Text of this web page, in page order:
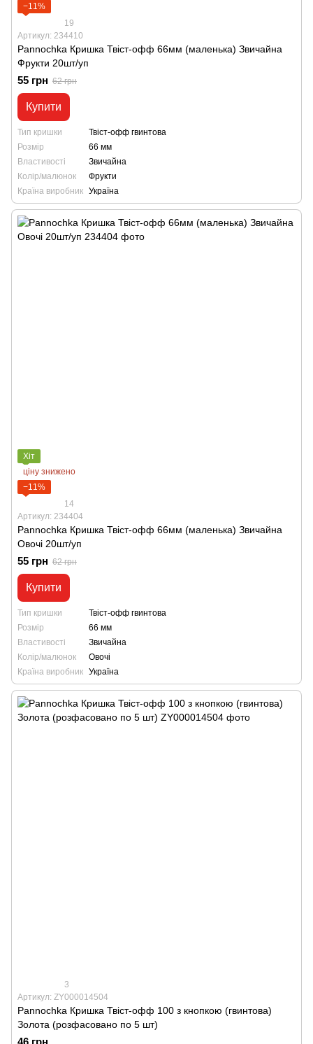
−11%
19
Артикул: 234410
Pannochka Кришка Твіст-офф 66мм (маленька) Звичайна
Фрукти 20шт/уп
55 грн 62 грн
Купити
Тип кришки
Твіст-офф гвинтова
Розмір
66 мм
Властивості
Звичайна
Колір/малюнок
Фрукти
Країна виробник Україна
Хіт
ціну знижено
−11%
14
Артикул: 234404
Pannochka Кришка Твіст-офф 66мм (маленька) Звичайна
Овочі 20шт/уп
55 грн 62 грн
Купити
Тип кришки
Твіст-офф гвинтова
Розмір
66 мм
Властивості
Звичайна
Колір/малюнок
Овочі
Країна виробник Україна
3
Артикул: ZY000014504
Pannochka Кришка Твіст-офф 100 з кнопкою (гвинтова)
Золота (розфасовано по 5 шт)
46 грн